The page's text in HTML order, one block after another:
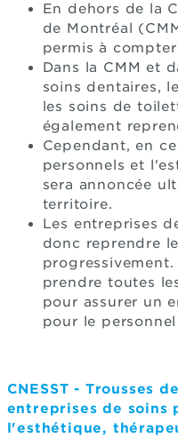
En dehors de la
de Montréal
permis à
Dans la CMM et
soins dentaires,
les soins de
également
Cependant, en
personnels et
sera annoncée
territoire.
Les entreprises
donc reprendre
prendre toutes
pour assurer un
pour le
CNESST - Trousses
entreprises de soins
l'esthétique,